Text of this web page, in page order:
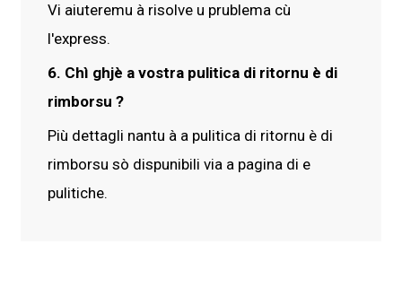
Vi aiuteremu à risolve u prublema cù
l'express.
6. Chì ghjè a vostra pulitica di ritornu è di
rimborsu ?
Più dettagli nantu à a pulitica di ritornu è di
rimborsu sò dispunibili via a pagina di e
pulitiche.